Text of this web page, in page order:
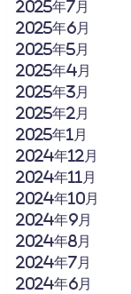
2025年7月
2025年6月
2025年5月
2025年4月
2025年3月
2025年2月
2025年1月
2024年12月
2024年11月
2024年10月
2024年9月
2024年8月
2024年7月
2024年6月